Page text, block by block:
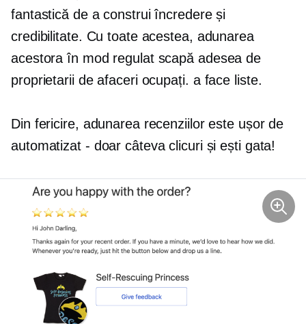
fantastică de a construi încredere și
credibilitate. Cu toate acestea, adunarea
acestora în mod regulat scapă adesea de
proprietarii de afaceri ocupați. a face liste.
Din fericire, adunarea recenziilor este ușor de
automatizat - doar câteva clicuri și ești gata!